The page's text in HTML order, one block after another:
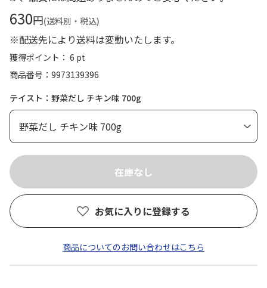
630円(送料別・税込)
※配送先により送料は変動いたします。
獲得ポイント： 6 pt
商品番号
9973139396
テイスト：野菜だし チキン味 700g
お気に入りに登録する
商品についてのお問い合わせはこちら